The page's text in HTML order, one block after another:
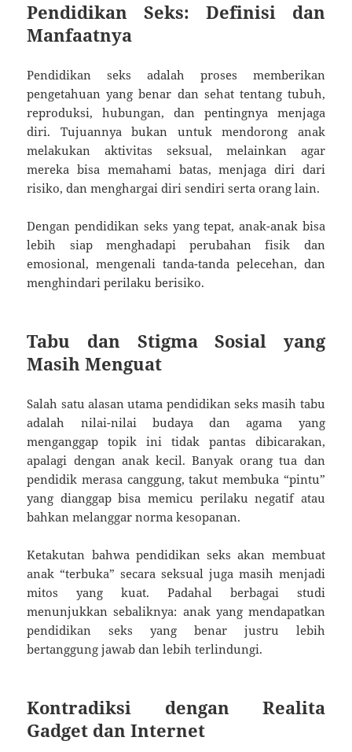
Pendidikan Seks: Definisi dan
Manfaatnya
Pendidikan seks adalah proses memberikan
pengetahuan yang benar dan sehat tentang tubuh,
reproduksi, hubungan, dan pentingnya menjaga
diri. Tujuannya bukan untuk mendorong anak
melakukan aktivitas seksual, melainkan agar
mereka bisa memahami batas, menjaga diri dari
risiko, dan menghargai diri sendiri serta orang lain.
Dengan pendidikan seks yang tepat, anak-anak bisa
lebih siap menghadapi perubahan fisik dan
emosional, mengenali tanda-tanda pelecehan, dan
menghindari perilaku berisiko.
Tabu dan Stigma Sosial yang
Masih Menguat
Salah satu alasan utama pendidikan seks masih tabu
adalah nilai-nilai budaya dan agama yang
menganggap topik ini tidak pantas dibicarakan,
apalagi dengan anak kecil. Banyak orang tua dan
pendidik merasa canggung, takut membuka “pintu”
yang dianggap bisa memicu perilaku negatif atau
bahkan melanggar norma kesopanan.
Ketakutan bahwa pendidikan seks akan membuat
anak “terbuka” secara seksual juga masih menjadi
mitos yang kuat. Padahal berbagai studi
menunjukkan sebaliknya: anak yang mendapatkan
pendidikan seks yang benar justru lebih
bertanggung jawab dan lebih terlindungi.
Kontradiksi dengan Realita
Gadget dan Internet